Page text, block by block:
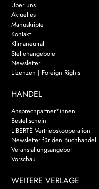
Über uns
Aktuelles
Manuskripte
Kontakt
Klimaneutral
Stellenangebote
Newsletter
Lizenzen | Foreign Rights
HANDEL
Ansprechpartner*innen
Bestellschein
LIBERTÉ Vertriebskooperation
Newsletter für den Buchhandel
Veranstaltungsangebot
Vorschau
WEITERE VERLAGE